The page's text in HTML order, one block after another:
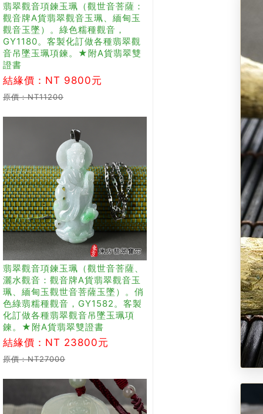
翡翠觀音項鍊玉珮（觀世音菩薩：
觀音牌A貨翡翠觀音玉珮、緬甸玉
觀音玉墜）。綠色糯種觀音，
GY1180。客製化訂做各種翡翠觀
音吊墜玉珮項鍊。★附A貨翡翠雙
證書
結緣價：NT 9800元
原價：NT11200
翡翠觀音項鍊玉珮（觀世音菩薩、
灑水觀音：觀音牌A貨翡翠觀音玉
珮、緬甸玉觀世音菩薩玉墜）。俏
色綠翡糯種觀音，GY1582。客製
化訂做各種翡翠觀音吊墜玉珮項
鍊。★附A貨翡翠雙證書
結緣價：NT 23800元
原價：NT27000